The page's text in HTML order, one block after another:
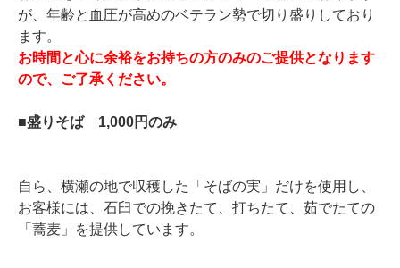
が、年齢と血圧が高めのベテラン勢で切り盛りしており
ます。
お時間と心に余裕をお持ちの方のみのご提供となります
ので、ご了承ください。
■盛りそば 1,000円のみ
自ら、横瀬の地で収穫した「そばの実」だけを使用し、
お客様には、石臼での挽きたて、打ちたて、茹でたての
「蕎麦」を提供しています。